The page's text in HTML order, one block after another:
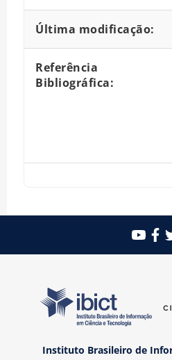
Última modificação:
Referência
Bibliográfica:
Instituto Brasileiro de